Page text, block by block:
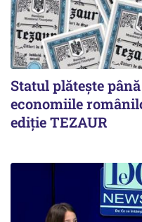
Statul plătește
economiile
ediție TEZAUR